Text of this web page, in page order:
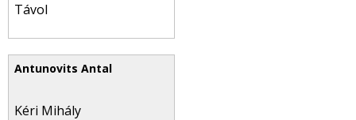
Távol
Kéri Mihály